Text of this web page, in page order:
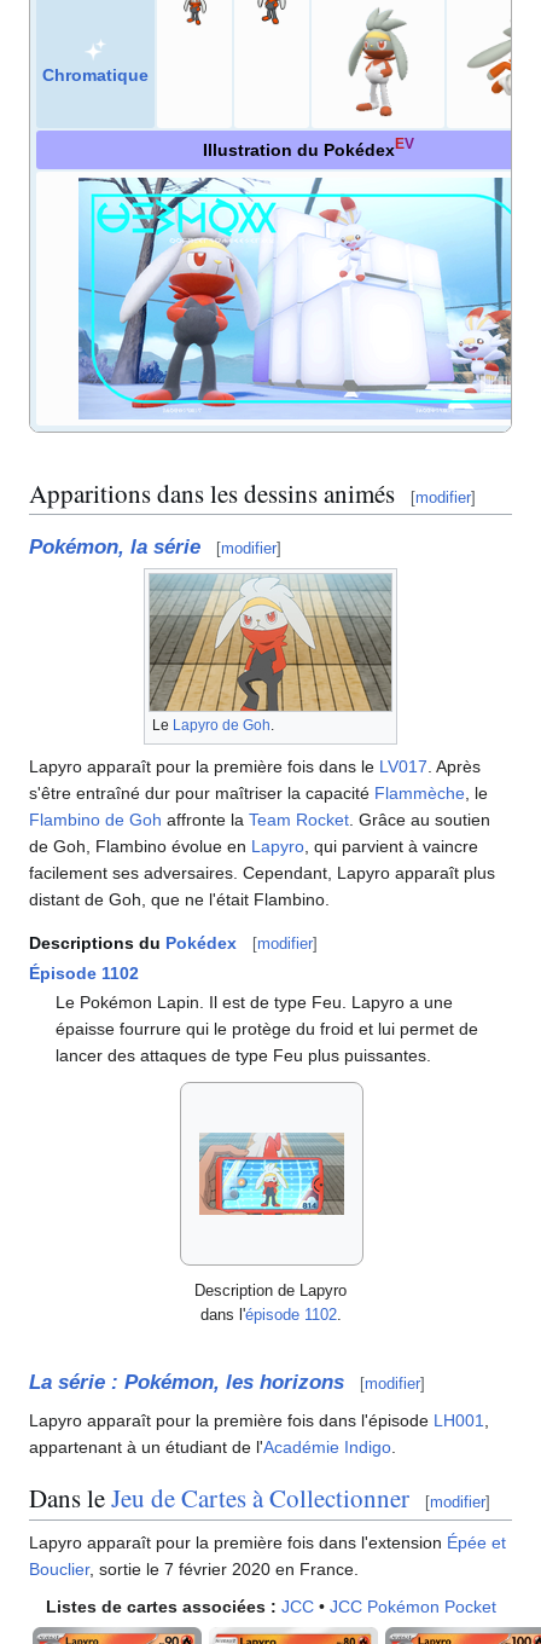
Chromatique
Illustration du PokédexEV
Apparitions dans les dessins animés [modifier]
Pokémon, la série [modifier]
Le Lapyro de Goh.
Lapyro apparaît pour la première fois dans le LV017 . Après
s'être entraîné dur pour maîtriser la capacité Flammèche , le
Flambino de Goh affronte la Team Rocket . Grâce au soutien
de Goh, Flambino évolue en Lapyro , qui parvient à vaincre
facilement ses adversaires. Cependant, Lapyro apparaît plus
distant de Goh, que ne l'était Flambino.
Descriptions du Pokédex [modifier]
Épisode 1102
Le Pokémon Lapin. Il est de type Feu. Lapyro a une
épaisse fourrure qui le protège du froid et lui permet de
lancer des attaques de type Feu plus puissantes.
Description de Lapyro
dans l'épisode 1102.
La série : Pokémon, les horizons [modifier]
Lapyro apparaît pour la première fois dans l'épisode LH001
appartenant à un étudiant de l'Académie Indigo
Dans leJeu de Cartes à Collectionner [modifier]
Lapyro apparaît pour la première fois dans l'extension Épée et
Bouclier, sortie le 7 février 2020 en France.
Listes de cartes associées : JCC• JCC Pokémon Pocket